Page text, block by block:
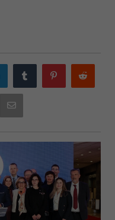
LinkedIn Tumblr Pinterest